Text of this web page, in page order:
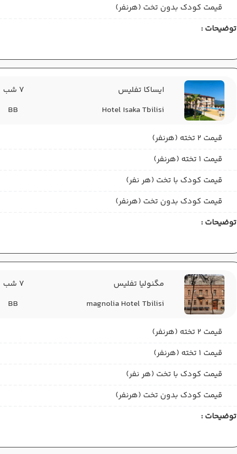
قیمت کودک بدون تخت (هرنفر)
توضیحات :
ایساکا تفلیس
Hotel Isaka Tbilisi
7 شب
BB
قیمت 2 تخته (هرنفر)
قیمت 1 تخته (هرنفر)
قیمت کودک با تخت (هر نفر)
قیمت کودک بدون تخت (هرنفر)
توضیحات :
مگنولیا تفلیس
magnolia Hotel Tbilisi
7 شب
BB
قیمت 2 تخته (هرنفر)
قیمت 1 تخته (هرنفر)
قیمت کودک با تخت (هر نفر)
قیمت کودک بدون تخت (هرنفر)
توضیحات :